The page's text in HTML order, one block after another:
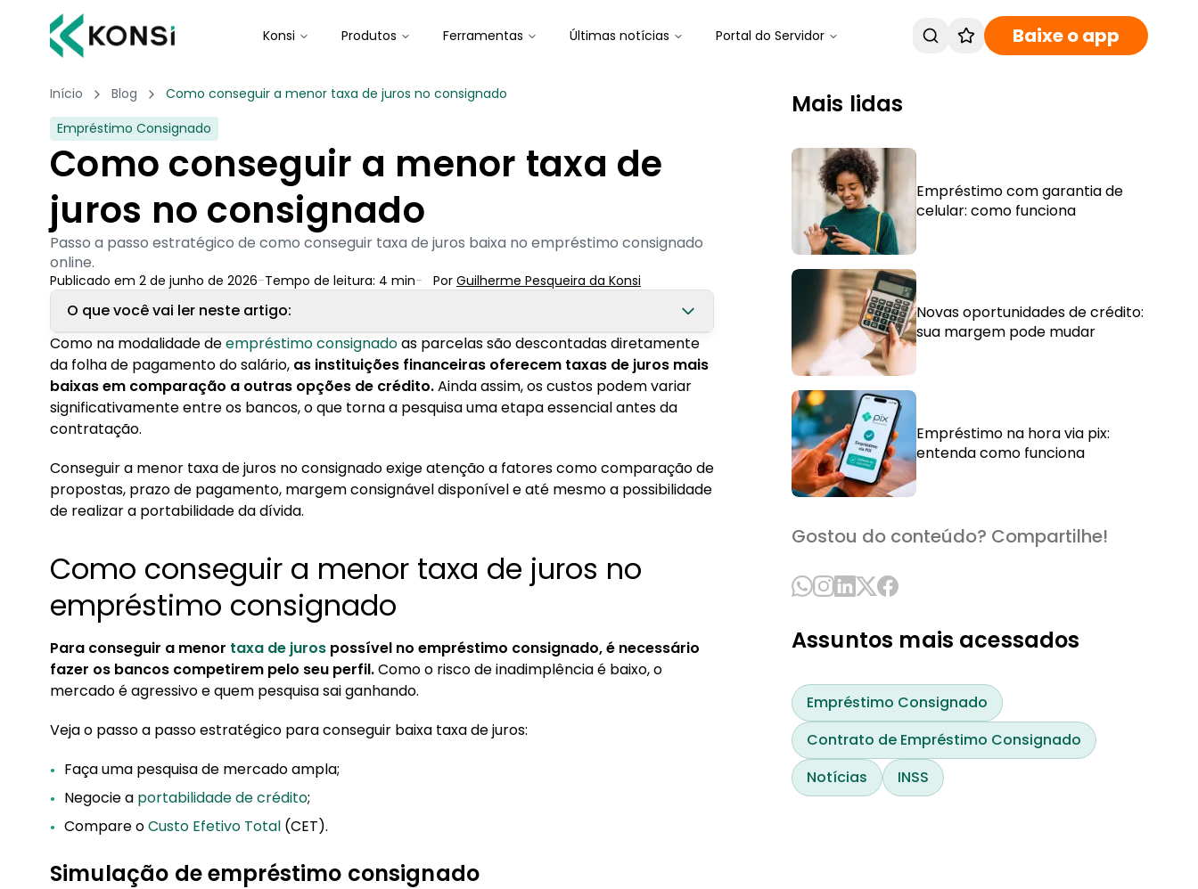
Konsi Produtos Ferramentas Últimas notícias Portal do Servidor Baixe o app
Início Blog
Como conseguir a menor taxa de juros no consignado
Empréstimo Consignado
Como conseguir a menor taxa de
juros no consignado
Passo a passo estratégico de como conseguir taxa de juros baixa no empréstimo consignado
online.
Publicado em 2 de junho de 2026-Tempo de leitura: 4 min- Por Guilherme Pesqueira da Konsi
O que você vai ler neste artigo:
1. Como conseguir a menor taxa de juros no empréstimo consignado
1.1. Simulação de empréstimo consignado
2. Empréstimo consignado: como é definido a taxa de juros
3. Como evitar golpe dos juros
4. Menores taxas de juros no consignado com a Konsi
Como na modalidade deempréstimo consignadoas parcelas são descontadas diretamente
da folha de pagamento do salário, as instituições financeiras oferecem taxas de juros mais
baixas em comparação a outras opções de crédito.Ainda assim, os custos podem variar
significativamente entre os bancos, o que torna a pesquisa uma etapa essencial antes da
contratação.
Conseguir a menor taxa de juros no consignado exige atenção a fatores como comparação de
propostas, prazo de pagamento, margem consignável disponível e até mesmo a possibilidade
de realizar a portabilidade da dívida.
Como conseguir a menor taxa de juros no
empréstimo consignado
Para conseguir a menor taxa de juros possível no empréstimo consignado, é necessário
fazer os bancos competirem pelo seu perfil.Como o risco de inadimplência é baixo, o
mercado é agressivo e quem pesquisa sai ganhando.
Veja o passo a passo estratégico para conseguir baixa taxa de juros:
Faça uma pesquisa de mercado ampla;
Negocie a portabilidade de crédito;
Compare oCusto Efetivo Total (CET).
Simulação de empréstimo consignado
Mais lidas
Empréstimo com garantia de
celular: como funciona
Novas oportunidades de crédito:
sua margem pode mudar
Empréstimo na hora via pix:
entenda como funciona
Gostou do conteúdo? Compartilhe!
Assuntos mais acessados
Empréstimo Consignado
Contrato de Empréstimo Consignado
Notícias
INSS